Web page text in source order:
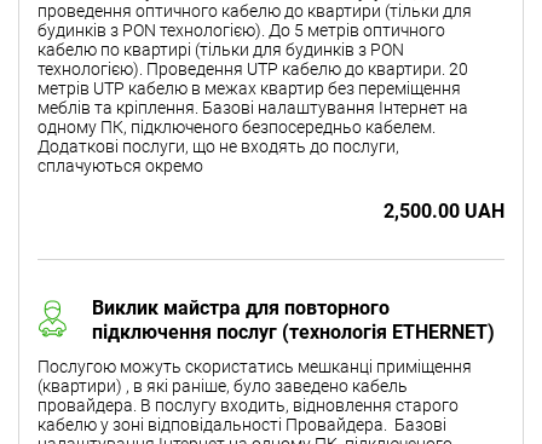
проведення оптичного кабелю до квартири (тільки для
будинків з PON технологією). До 5 метрів оптичного
кабелю по квартирі (тільки для будинків з PON
технологією). Проведення UTP кабелю до квартири. 20
метрів UTP кабелю в межах квартир без переміщення
меблів та кріплення. Базові налаштування Інтернет на
одному ПК, підключеного безпосередньо кабелем.
Додаткові послуги, що не входять до послуги,
сплачуються окремо
2,500.00 UAH
Виклик майстра для повторного
підключення послуг (технологія ETHERNET)
Послугою можуть скористатись мешканці приміщення
(квартири) , в які раніше, було заведено кабель
провайдера. В послугу входить, відновлення старого
кабелю у зоні відповідальності Провайдера. Базові